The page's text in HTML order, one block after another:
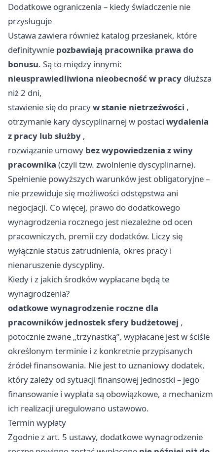
Dodatkowe ograniczenia – kiedy świadczenie nie
przysługuje
Ustawa zawiera również katalog przesłanek, które
definitywnie pozbawiają pracownika prawa do
bonusu. Są to między innymi:
nieusprawiedliwiona nieobecność w pracy dłuższa
niż 2 dni,
stawienie się do pracyw stanie nietrzeźwości ,
otrzymanie kary dyscyplinarnej w postaci wydalenia
z pracy lub służby ,
rozwiązanie umowy bez wypowiedzenia z winy
pracownika (czyli tzw. zwolnienie dyscyplinarne).
Spełnienie powyższych warunków jest obligatoryjne –
nie przewiduje się możliwości odstępstwa ani
negocjacji. Co więcej, prawo do dodatkowego
wynagrodzenia rocznego jest niezależne od ocen
pracowniczych, premii czy dodatków. Liczy się
wyłącznie status zatrudnienia, okres pracy i
nienaruszenie dyscypliny.
Kiedy i z jakich środków wypłacane będą te
wynagrodzenia?
odatkowe wynagrodzenie roczne dla
pracowników jednostek sfery budżetowej ,
potocznie zwane „trzynastką”, wypłacane jest w ściśle
określonym terminie i z konkretnie przypisanych
źródeł finansowania. Nie jest to uznaniowy dodatek,
który zależy od sytuacji finansowej jednostki – jego
finansowanie i wypłata są obowiązkowe, a mechanizm
ich realizacji uregulowano ustawowo.
Termin wypłaty
Zgodnie z art. 5 ustawy, dodatkowe wynagrodzenie